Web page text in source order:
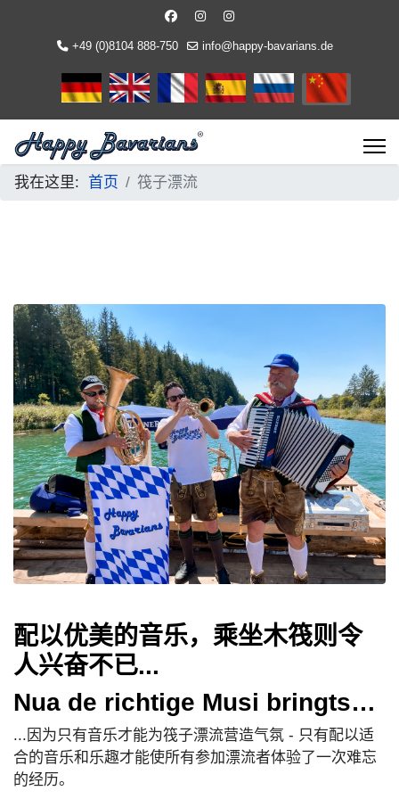
+49 (0)8104 888-750 info@happy-bavarians.de
选择你的语音
我在这里: 首页 筏子漂流
配以优美的音乐，乘坐木筏则令
人兴奋不已...
Nua de richtige Musi bringts…
...因为只有音乐才能为筏子漂流营造气氛 - 只有配以适
合的音乐和乐趣才能使所有参加漂流者体验了一次难忘
的经历。